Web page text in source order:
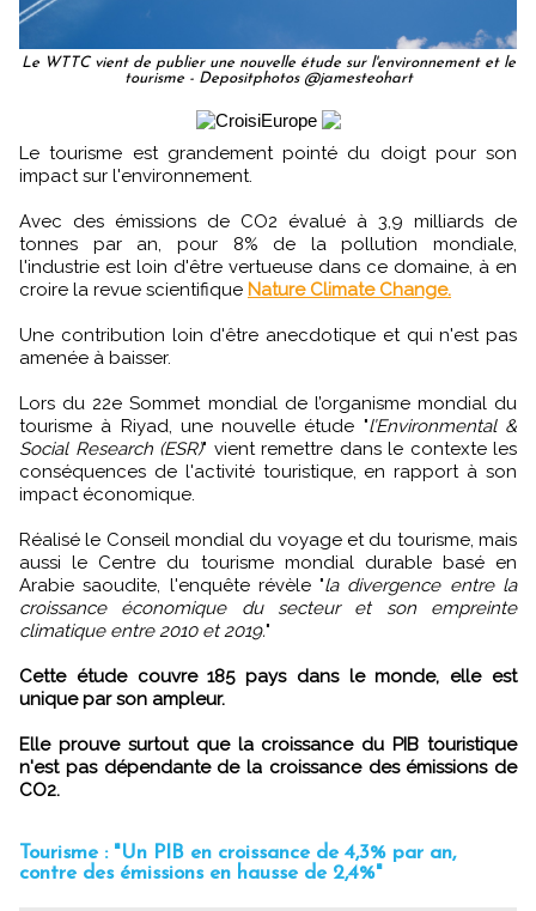
Le WTTC vient de publier une nouvelle étude sur l'environnement et le
tourisme - Depositphotos @jamesteohart
Le tourisme est grandement pointé du doigt pour son
impact sur l'environnement.
Avec des émissions de CO2 évalué à 3,9 milliards de
tonnes par an, pour 8% de la pollution mondiale,
l'industrie est loin d'être vertueuse dans ce domaine, à en
croire la revue scientifique Nature Climate Change.
Une contribution loin d'être anecdotique et qui n'est pas
amenée à baisser.
Lors du 22e Sommet mondial de l’organisme mondial du
tourisme à Riyad, une nouvelle étude "l’Environmental &
Social Research (ESR)" vient remettre dans le contexte les
conséquences de l'activité touristique, en rapport à son
impact économique.
Réalisé le Conseil mondial du voyage et du tourisme, mais
aussi le Centre du tourisme mondial durable basé en
Arabie saoudite, l'enquête révèle "la divergence entre la
croissance économique du secteur et son empreinte
climatique entre 2010 et 2019."
Cette étude couvre 185 pays dans le monde, elle est
unique par son ampleur.
Elle prouve surtout que la croissance du PIB touristique
n'est pas dépendante de la croissance des émissions de
CO2.
Tourisme : "Un PIB en croissance de 4,3% par an,
contre des émissions en hausse de 2,4%"